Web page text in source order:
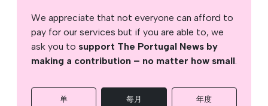
We appreciate that not everyone can afford to
pay for our services but if you are able to, we
ask you to support The Portugal News by
making a contribution – no matter how small.
单 每月 年度